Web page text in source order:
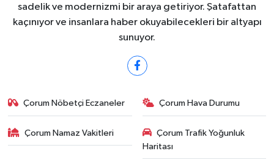
sadelik ve modernizmi bir araya getiriyor. Şatafattan
kaçınıyor ve insanlara haber okuyabilecekleri bir altyapı
sunuyor.
Çorum Nöbetçi Eczaneler Çorum Hava Durumu
Çorum Namaz Vakitleri
Çorum Trafik Yoğunluk
Haritası